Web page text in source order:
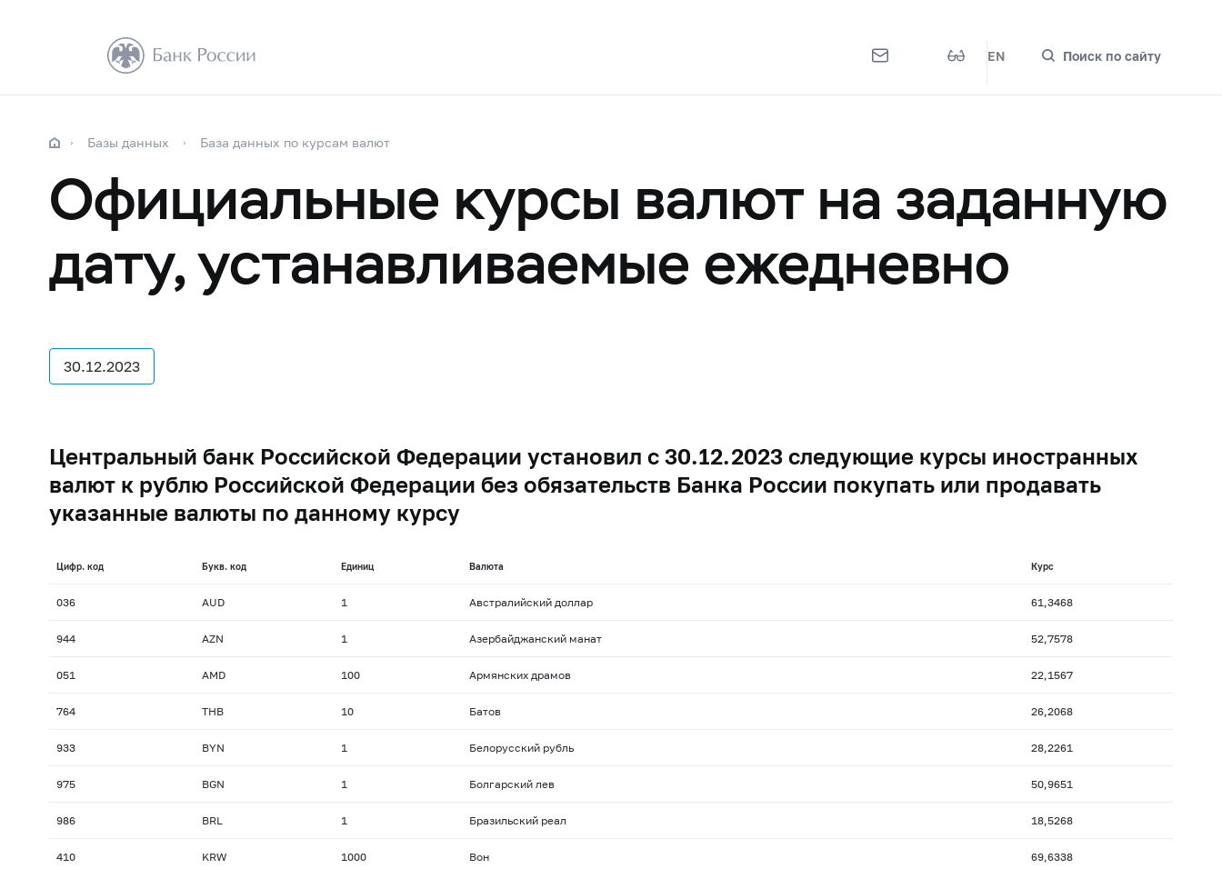
EN Поиск по сайту
Базы данных База данных по курсам валют
Официальные курсы валют на заданную
дату, устанавливаемые ежедневно
30.12.2023
Центральный банк Российской Федерации установил с 30.12.2023 следующие курсы иностранных
валют к рублю Российской Федерации без обязательств Банка России покупать или продавать
указанные валюты по данному курсу
Цифр. код Букв. код Единиц Валюта Курс
036 AUD 1 Австралийский доллар 61,3468
944 AZN 1 Азербайджанский манат 52,7578
051 AMD 100 Армянских драмов 22,1567
764 THB 10 Батов 26,2068
933 BYN 1 Белорусский рубль 28,2261
975 BGN 1 Болгарский лев 50,9651
986 BRL 1 Бразильский реал 18,5268
410 KRW 1000 Вон 69,6338